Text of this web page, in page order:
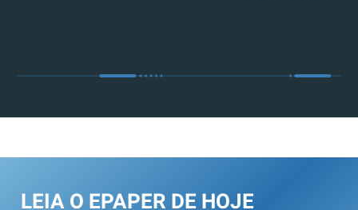
LEIA O EPAPER DE HOJE